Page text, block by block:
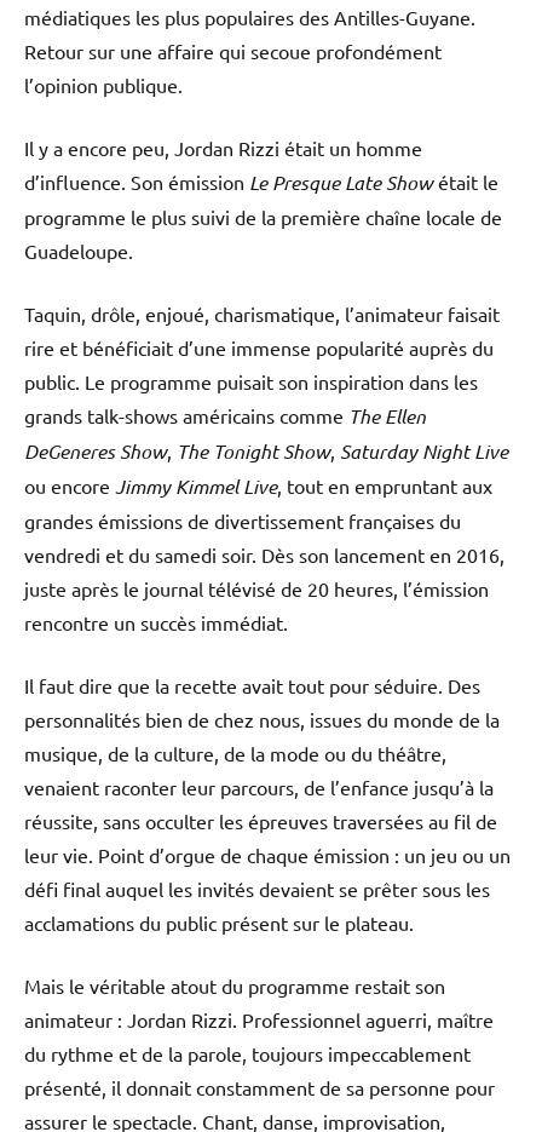
médiatiques les plus populaires des Antilles-Guyane.
Retour sur une affaire qui secoue profondément
l’opinion publique.
Il y a encore peu, Jordan Rizzi était un homme
d’influence. Son émission Le Presque Late Showétait le
programme le plus suivi de la première chaîne locale de
Guadeloupe.
Taquin, drôle, enjoué, charismatique, l’animateur faisait
rire et bénéficiait d’une immense popularité auprès du
public. Le programme puisait son inspiration dans les
grands talk-shows américains comme The Ellen
DeGeneres Show, The Tonight Show, Saturday Night Live
ou encore Jimmy Kimmel Live, tout en empruntant aux
grandes émissions de divertissement françaises du
vendredi et du samedi soir. Dès son lancement en 2016,
juste après le journal télévisé de 20 heures, l’émission
rencontre un succès immédiat.
Il faut dire que la recette avait tout pour séduire. Des
personnalités bien de chez nous, issues du monde de la
musique, de la culture, de la mode ou du théâtre,
venaient raconter leur parcours, de l’enfance jusqu’à la
réussite, sans occulter les épreuves traversées au fil de
leur vie. Point d’orgue de chaque émission : un jeu ou un
défi final auquel les invités devaient se prêter sous les
acclamations du public présent sur le plateau.
Mais le véritable atout du programme restait son
animateur : Jordan Rizzi. Professionnel aguerri, maître
du rythme et de la parole, toujours impeccablement
présenté, il donnait constamment de sa personne pour
assurer le spectacle. Chant, danse, improvisation,